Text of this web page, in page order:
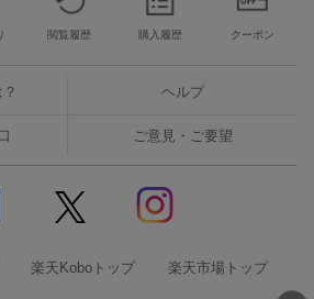
閲覧履歴 購入履歴 クーポン
ヘルプ
ご意見・ご要望
楽天Koboトップ 楽天市場トップ